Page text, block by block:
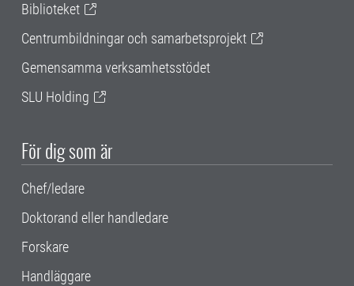
Biblioteket
Centrumbildningar och samarbetsprojekt
Gemensamma verksamhetsstödet
SLU Holding
För dig som är
Chef/ledare
Doktorand eller handledare
Forskare
Handläggare